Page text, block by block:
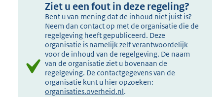
Ziet u een fout in deze regeling?
Bent u van mening dat de inhoud niet juist is?
Neem dan contact op met de organisatie die de
regelgeving heeft gepubliceerd. Deze
organisatie is namelijk zelf verantwoordelijk
voor de inhoud van de regelgeving. De naam
van de organisatie ziet u bovenaan de
regelgeving. De contactgegevens van de
organisatie kunt u hier opzoeken:
organisaties.overheid.nl.